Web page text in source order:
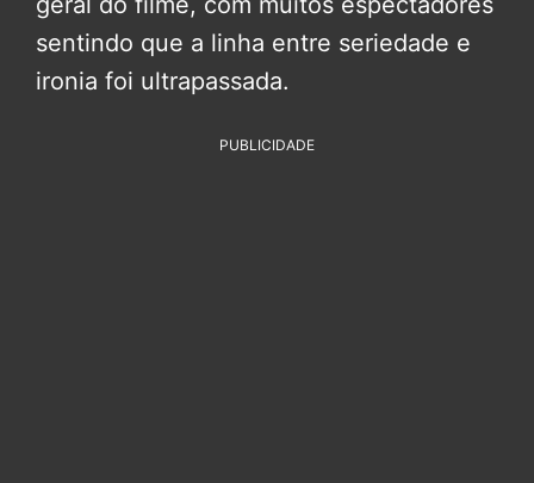
sentindo que a linha entre seriedade e
ironia foi ultrapassada.
PUBLICIDADE